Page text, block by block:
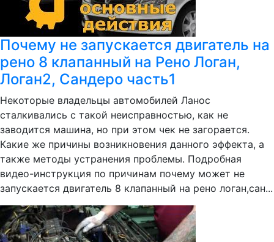
Почему не запускается двигатель на
рено 8 клапанный на Рено Логан,
Логан2, Сандеро часть1
Некоторые владельцы автомобилей Ланос
сталкивались с такой неисправностью, как не
заводится машина, но при этом чек не загорается.
Какие же причины возникновения данного эффекта, а
также методы устранения проблемы. Подробная
видео-инструкция по причинам почему может не
запускается двигатель 8 клапанный на рено логан,сан...